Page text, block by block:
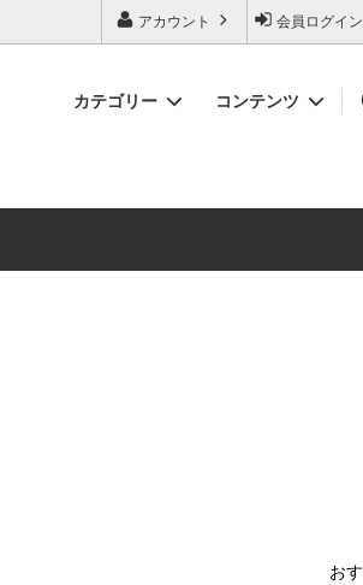
会員ログイン
アカウント
カテゴリー コンテンツ
作について